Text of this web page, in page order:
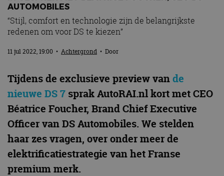
AUTOMOBILES
“Stijl, comfort en technologie zijn de belangrijkste
redenen om voor DS te kiezen”
11 jul 2022, 19:00 • Achtergrond • Door
Tijdens de exclusieve preview vande
nieuwe DS 7 sprak AutoRAI.nl kort met CEO
Béatrice Foucher, Brand Chief Executive
Officer van DS Automobiles. We stelden
haar zes vragen, over onder meer de
elektrificatiestrategie van het Franse
premium merk.